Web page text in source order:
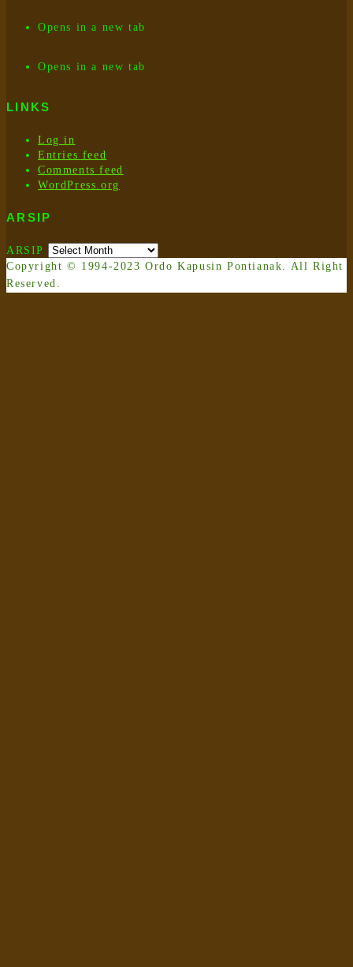
Opens in a new tab
Opens in a new tab
LINKS
Log in
Entries feed
Comments feed
WordPress.org
ARSIP
ARSIP
Copyright © 1994-2023 Ordo Kapusin Pontianak. All Right
Reserved.